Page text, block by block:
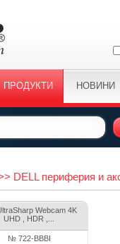
ПРОДУКТИ НОВИНИ
DELL периферия и
Webcam 4K
UHD , HDR ,...
№ 722-BBBI